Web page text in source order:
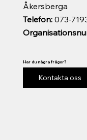
Telefon:073-
Åkersberga
Har du några frågor?
Kontakta oss